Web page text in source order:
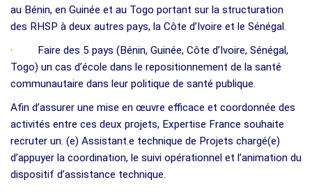
au Bénin, en Guinée et au Togo portant sur la structuration
des RHSP à deux autres pays, la Côte d’Ivoire et le Sénégal.
· Faire des 5 pays (Bénin, Guinée, Côte d’Ivoire, Sénégal,
Togo) un cas d’école dans le repositionnement de la santé
communautaire dans leur politique de santé publique.
Afin d’assurer une mise en œuvre efficace et coordonnée des
activités entre ces deux projets, Expertise France souhaite
recruter un. (e) Assistant.e technique de Projets chargé(e)
d’appuyer la coordination, le suivi opérationnel et l’animation du
dispositif d’assistance technique.